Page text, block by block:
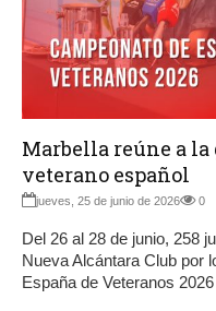
Marbella reúne a
veterano español
jueves, 25 de junio de 2026 0
Del 26 al 28 de junio, 258
Nueva Alcántara Club por
España de Veteranos 2026